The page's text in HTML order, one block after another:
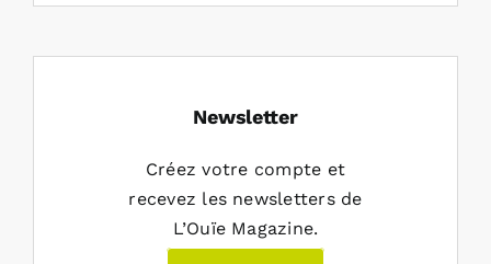
Newsletter
Créez votre compte et
recevez les newsletters de
L’Ouïe Magazine.